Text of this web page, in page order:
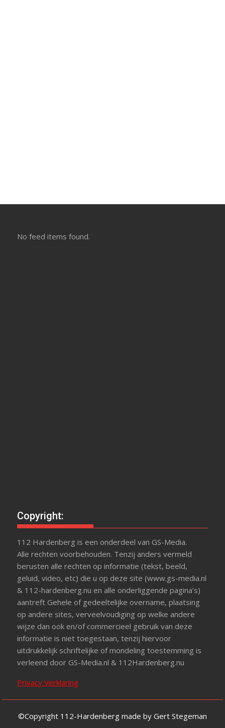
No feed items found.
Copyright:
112 Hardenberg is een onderdeel van GS-Media.
Alle rechten voorbehouden. Tenzij anders vermeld
berusten alle rechten op informatie (tekst, beeld,
geluid, video, etc) die u op deze site (www.gs-media.nl
& 112-hardenberg.nu en alle onderliggende pagina’s)
aantreft Gehele of gedeeltelijke overname, plaatsing
op andere sites, verveelvoudiging op welke andere
wijze dan ook en/of commercieel gebruik van deze
informatie is niet toegestaan, tenzij hiervoor
uitdrukkelijk schriftelijke of mondeling toestemming is
verleend door GS-Media.nl & 112Hardenberg.nu
Privacy Verklaring
©Copyright 112-Hardenberg made by Gert Stegeman